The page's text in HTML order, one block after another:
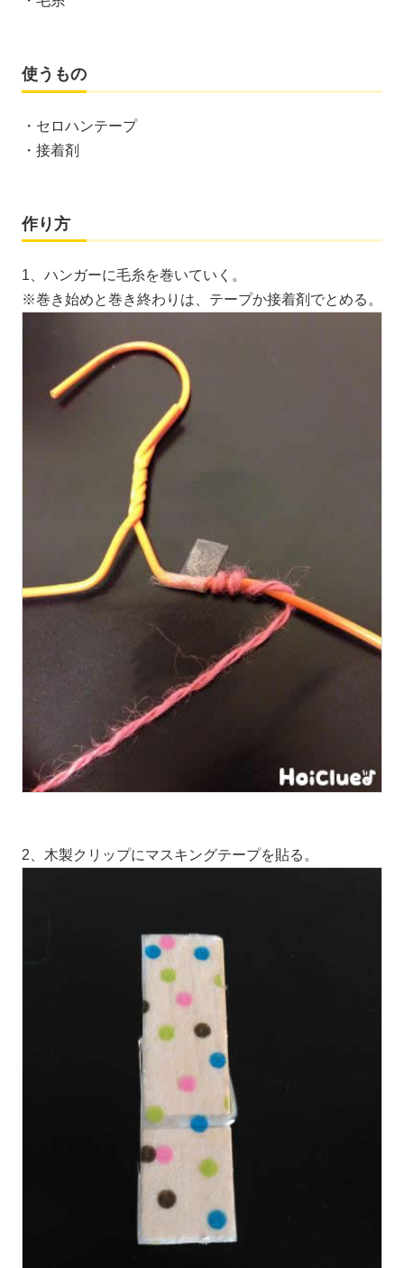
使うもの
・セロハンテープ
・接着剤
作り方
1、ハンガーに毛糸を巻いていく。
※巻き始めと巻き終わりは、テープか接着剤でとめる。
2、木製クリップにマスキングテープを貼る。